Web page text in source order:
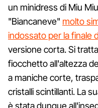
un minidress di Miu
"Biancaneve" molto
indossato per la finale
versione corta. Si
fiocchetto all'altezza
a maniche corte,
cristalli scintillanti. La
è stata dunque